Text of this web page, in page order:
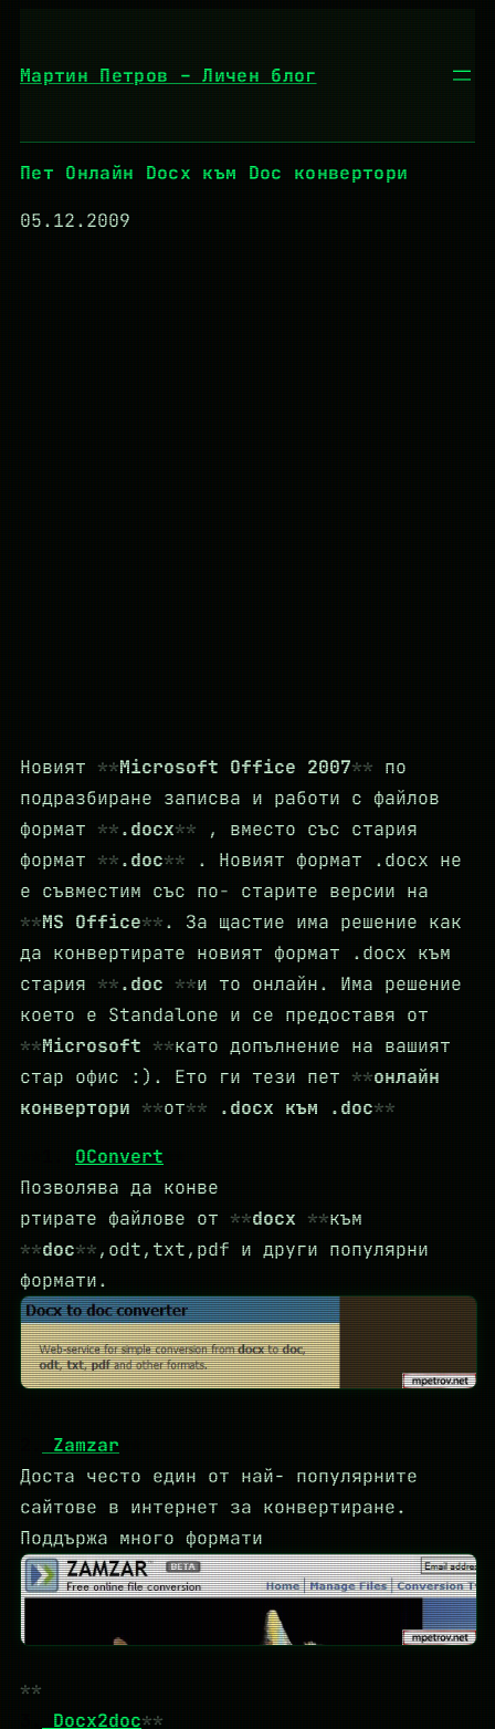
Мартин Петров – Личен блог
Пет Онлайн Docx към Doc конвертори
05.12.2009
Новият Microsoft Office 2007
по
подразбиране записва и работи с файлов
формат
.docx
, вместо със стария
формат
.doc
. Новият формат .docx не
е съвместим със по- старите версии на
MS Office
. За щастие има решение как
да конвертирате новият формат .docx към
стария
.doc
и то онлайн. Има решение
което е Standalone и се предоставя от
Microsoft
като допълнение на вашият
стар офис :). Ето ги тези пет
онлайн
конвертори
от .docx към .doc
OConvert
Позволява да конве
ртирате файлове от
docx
към
doc
,odt,txt,pdf и други популярни
формати.
Zamzar
Доста често един от най- популярните
сайтове в интернет за конвертиране.
Поддържа много формати
Docx2doc